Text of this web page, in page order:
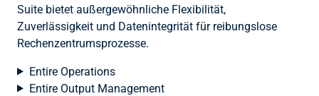
Suite bietet außergewöhnliche Flexibilität,
Zuverlässigkeit und Datenintegrität für reibungslose
Rechenzentrumsprozesse.
Entire Operations
Entire Output Management